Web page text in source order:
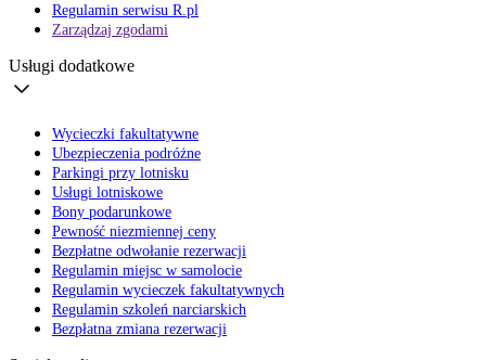
Regulamin serwisu R.pl
Zarządzaj zgodami
Usługi dodatkowe
Wycieczki fakultatywne
Ubezpieczenia podróżne
Parkingi przy lotnisku
Usługi lotniskowe
Bony podarunkowe
Pewność niezmiennej ceny
Bezpłatne odwołanie rezerwacji
Regulamin miejsc w samolocie
Regulamin wycieczek fakultatywnych
Regulamin szkoleń narciarskich
Bezpłatna zmiana rezerwacji